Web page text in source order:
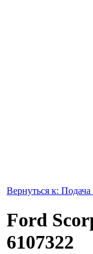
Вернуться к: Подача
Ford
6107322